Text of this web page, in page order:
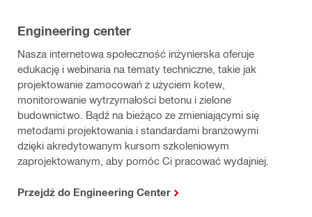
Engineering center
Nasza internetowa społeczność inżynierska oferuje
edukację i webinaria na tematy techniczne, takie jak
projektowanie zamocowań z użyciem kotew,
monitorowanie wytrzymałości betonu i zielone
budownictwo. Bądź na bieżąco ze zmieniającymi się
metodami projektowania i standardami branżowymi
dzięki akredytowanym kursom szkoleniowym
zaprojektowanym, aby pomóc Ci pracować wydajniej.
Przejdź do Engineering Center